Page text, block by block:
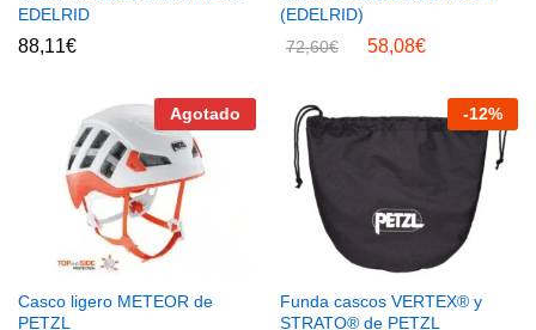
EDELRID
88,11€
(EDELRID)
72,60€ 58,08€
Agotado
Casco ligero METEOR de
PETZL
-12%
Funda cascos VERTEX® y
STRATO® de PETZL